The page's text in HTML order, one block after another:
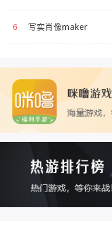
6 写实肖像maker